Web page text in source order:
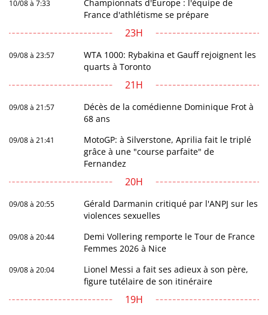
10/08 à 7:33
Championnats d'Europe : l'équipe de
France d'athlétisme se prépare
23H
09/08 à 23:57
WTA 1000: Rybakina et Gauff rejoignent les
quarts à Toronto
21H
09/08 à 21:57
Décès de la comédienne Dominique Frot à
68 ans
09/08 à 21:41
MotoGP: à Silverstone, Aprilia fait le triplé
grâce à une "course parfaite" de
Fernandez
20H
09/08 à 20:55
Gérald Darmanin critiqué par l'ANPJ sur les
violences sexuelles
09/08 à 20:44
Demi Vollering remporte le Tour de France
Femmes 2026 à Nice
09/08 à 20:04
Lionel Messi a fait ses adieux à son père,
figure tutélaire de son itinéraire
19H